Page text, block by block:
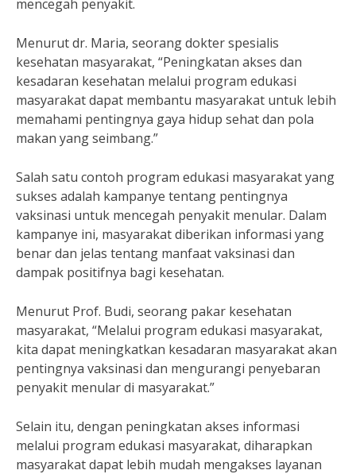
mencegah penyakit.
Menurut dr. Maria, seorang dokter spesialis
kesehatan masyarakat, “Peningkatan akses dan
kesadaran kesehatan melalui program edukasi
masyarakat dapat membantu masyarakat untuk lebih
memahami pentingnya gaya hidup sehat dan pola
makan yang seimbang.”
Salah satu contoh program edukasi masyarakat yang
sukses adalah kampanye tentang pentingnya
vaksinasi untuk mencegah penyakit menular. Dalam
kampanye ini, masyarakat diberikan informasi yang
benar dan jelas tentang manfaat vaksinasi dan
dampak positifnya bagi kesehatan.
Menurut Prof. Budi, seorang pakar kesehatan
masyarakat, “Melalui program edukasi masyarakat,
kita dapat meningkatkan kesadaran masyarakat akan
pentingnya vaksinasi dan mengurangi penyebaran
penyakit menular di masyarakat.”
Selain itu, dengan peningkatan akses informasi
melalui program edukasi masyarakat, diharapkan
masyarakat dapat lebih mudah mengakses layanan